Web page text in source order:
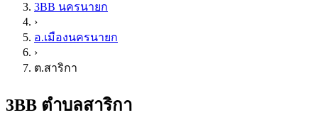
3BB นครนายก
›
อ.เมืองนครนายก
›
ต.สาริกา
3BB ตำบลสาริกา